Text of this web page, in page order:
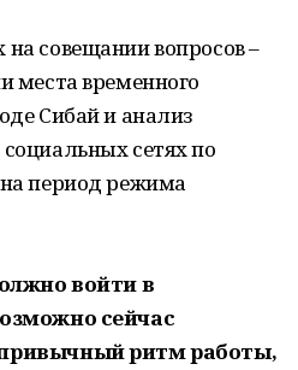
совещании вопросов –
места временного
Сибай и анализ
сетях по
период режима
войти в
сейчас
ритм работы,